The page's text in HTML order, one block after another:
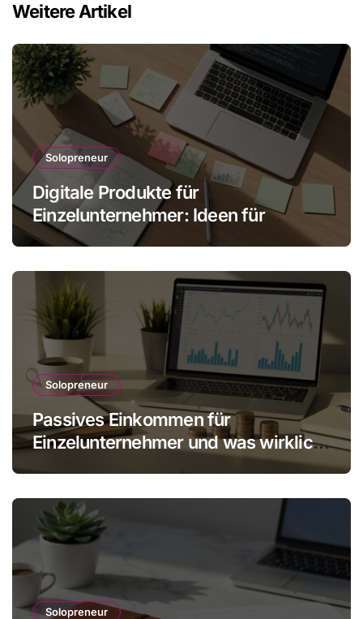
Weitere Artikel
Solopreneur
Digitale Produkte für
Einzelunternehmer: Ideen für
skalbare Einnahmen
Solopreneur
Passives Einkommen für
Einzelunternehmer und was wirklich
Solopreneur